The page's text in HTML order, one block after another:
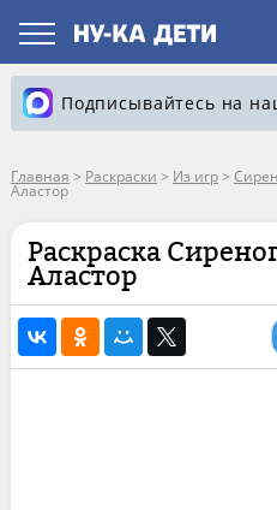
Подписывайтесь на
Главная > Раскраски > Из игр>
Аластор
Раскраска
Аластор